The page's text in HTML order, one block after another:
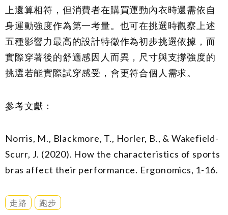
上還算相符，但消費者在購買運動內衣時還需依自
身運動強度作為第一考量。也可在挑選時觀察上述
五種影響力最高的設計特徵作為初步挑選依據，而
實際穿著後的舒適感因人而異，尺寸與支撐強度的
挑選若能實際試穿感受，會更符合個人需求。
參考文獻：
Norris, M., Blackmore, T., Horler, B., & Wakefield-
Scurr, J. (2020). How the characteristics of sports
bras affect their performance. Ergonomics, 1-16.
走路 跑步